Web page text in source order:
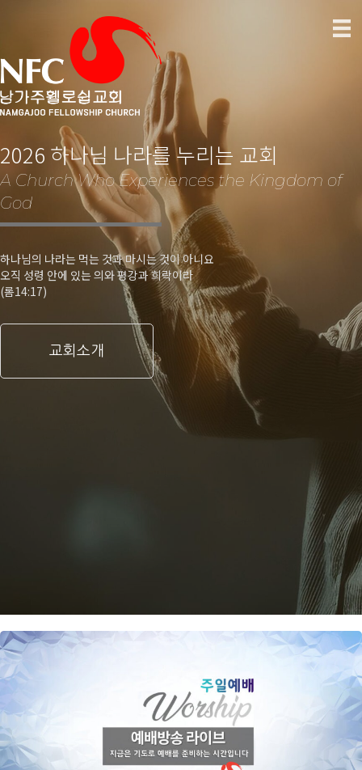
2026 하나님 나라를 누리는 교회
A Church Who Experiences the Kingdom of
God
하나님의 나라는 먹는 것과 마시는 것이 아니요
오직 성령 안에 있는 의와 평강과 희락이라
(롬14:17)
교회소개